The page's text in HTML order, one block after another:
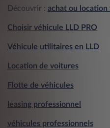
Découvrir : achat ou location
Choisir véhicule LLD PRO
Véhicule utilitaires en LLD
Location de voitures
Flotte de véhicules
leasing professionnel
véhicules professionnels